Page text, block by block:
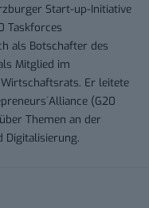
Start-up-Initiative
Taskforces
als Botschafter des
Mitglied im
Er leitete
(G20
Themen an der
Digitalisierung.